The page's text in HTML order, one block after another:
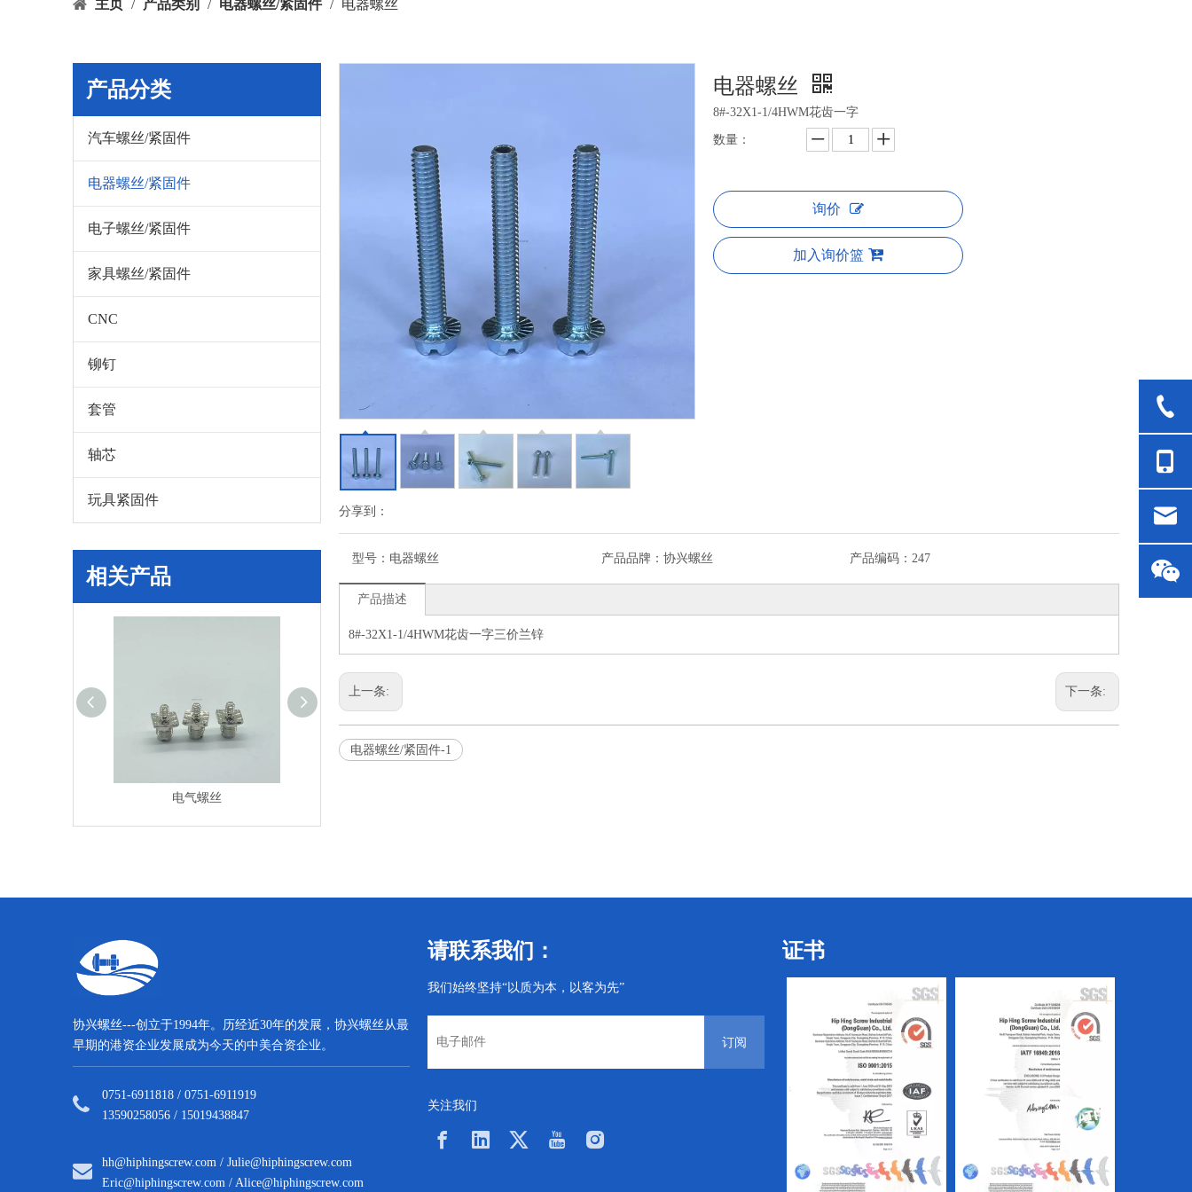
主页 / 产品类别 / 电器螺丝/紧固件 / 电器螺丝
产品分类
汽车螺丝/紧固件
电器螺丝/紧固件
电子螺丝/紧固件
家具螺丝/紧固件
CNC
铆钉
套管
轴芯
玩具紧固件
相关产品
电气螺丝
分享到：
电器螺丝
8#-32X1-1/4HWM花齿一字
数量：
询价
加入询价篮
型号： 电器螺丝 产品品牌： 协兴螺丝 产品编码： 247
产品描述
8#-32X1-1/4HWM花齿一字三价兰锌
上一条: 下一条:
电器螺丝/紧固件-1
协兴螺丝---创立于1994年。历经近30年的发展，协兴螺丝从最
早期的港资企业发展成为今天的中美合资企业。
0751-6911818 / 0751-6911919
13590258056 / 15019438847
hh@hiphingscrew.com /Julie@hiphingscrew.com
Eric@hiphingscrew.com /Alice@hiphingscrew.com
请联系我们：
我们始终坚持“以质为本，以客为先”
订阅
关注我们
证书